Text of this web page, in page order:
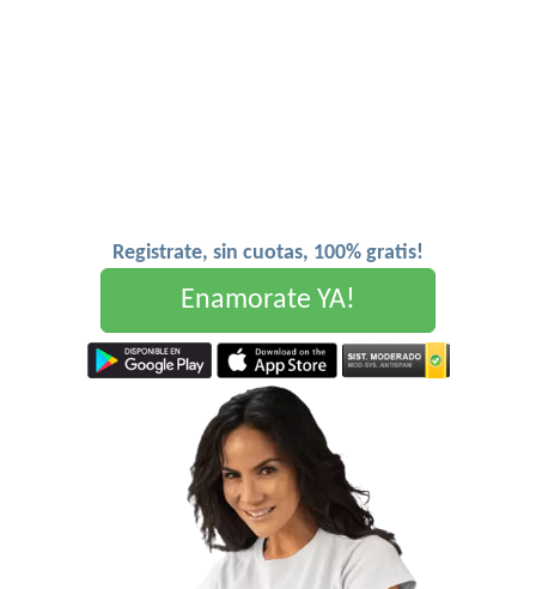
Registrate, sin cuotas, 100% gratis!
Enamorate YA!